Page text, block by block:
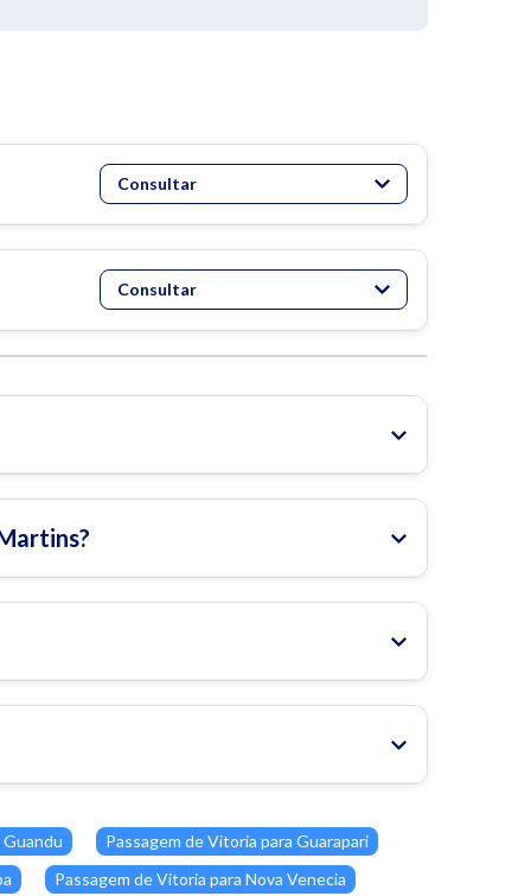
Consultar
Consultar
Passagem de Vitoria para Guarapari
Passagem de Vitoria para Nova Venecia